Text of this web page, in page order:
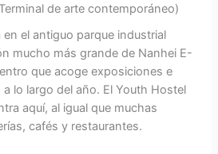
de arte contemporáneo)
el antiguo parque industrial
mucho más grande de Nanhei E-
que acoge exposiciones e
lo largo del año. El Youth Hostel
aquí, al igual que muchas
cafés y restaurantes.